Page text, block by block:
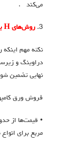
می‌کند .
3. روش‌های H یا L:
نکته مهم اینکه
دراوینگ و
نهایی تضمین
فروش ورق
مربع برای